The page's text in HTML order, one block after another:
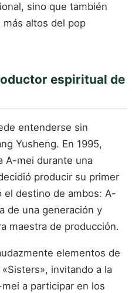
sino que también
altos del pop
espiritual de
entenderse sin
Yusheng. En 1995,
A-mei durante una
producir su primer
el destino de ambos: A-
de una generación y
maestra de producción.
elementos de
invitando a la
a participar en los